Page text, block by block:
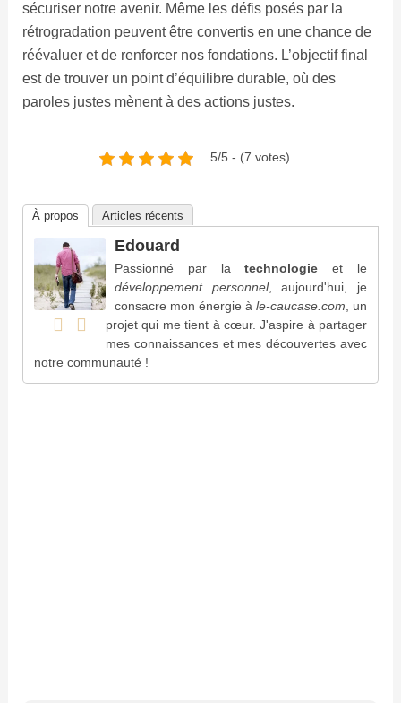
sécuriser notre avenir. Même les défis posés par la
rétrogradation peuvent être convertis en une chance de
réévaluer et de renforcer nos fondations. L’objectif final
est de trouver un point d’équilibre durable, où des
paroles justes mènent à des actions justes.
5/5 - (7 votes)
À propos Articles récents
Edouard
Passionné par latechnologie et le
développement personnel, aujourd'hui, je
consacre mon énergie àle-caucase.com , un
projet qui me tient à cœur. J'aspire à partager
mes connaissances et mes découvertes avec
notre communauté !